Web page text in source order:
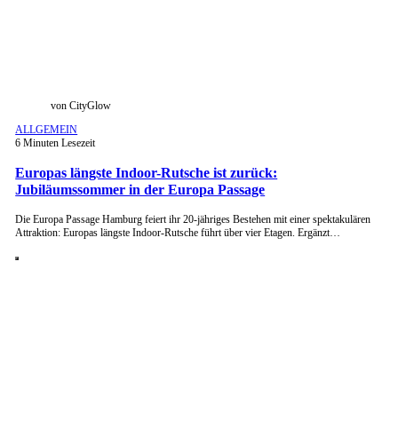
von CityGlow
ALLGEMEIN
6 Minuten Lesezeit
Europas längste Indoor-Rutsche ist zurück:
Jubiläumssommer in der Europa Passage
Die Europa Passage Hamburg feiert ihr 20-jähriges Bestehen mit einer spektakulären
Attraktion: Europas längste Indoor-Rutsche führt über vier Etagen. Ergänzt…